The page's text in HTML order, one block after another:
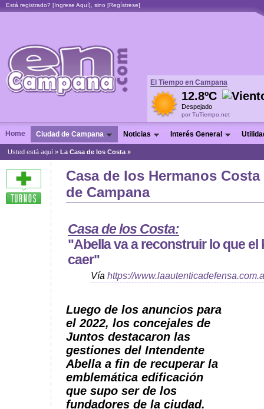
Está registrado? [Ingrese Aquí], sino [Regístrese]
El Tiempo en Campana
12.8ºC
Despejado
por TuTiempo.net
Home Ciudad de Campana Noticias Interés General
Usted está aquí » La Casa de los Costa »
Casa de los Hermanos
de Campana
Casa de los Costa:
"Abella va a reconstruir lo que
caer"
Vía https://
Luego de los anuncios para
el 2022, los concejales de
Juntos destacaron las
gestiones del Intendente
Abella a fin de recuperar la
emblemática edificación
que supo ser de los
fundadores de la ciudad.